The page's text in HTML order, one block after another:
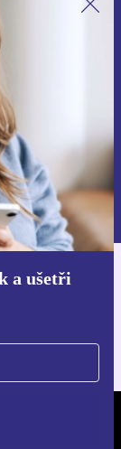
a ušetři
a
NEW.